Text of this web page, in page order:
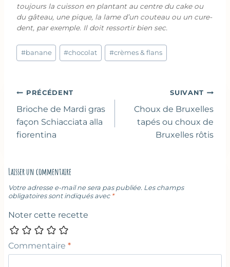
toujours la cuisson en plantant au centre du cake ou
du gâteau, une pique, la lame d’un couteau ou un cure-
dent, par exemple. Il doit ressortir bien sec.
Étiquettes
de
#banane #chocolat #crèmes & flans
Navigation
de
l’article
PRÉCÉDENT
Brioche de Mardi gras
façon Schiacciata alla
fiorentina
SUIVANT
Choux de Bruxelles
tapés ou choux de
Bruxelles rôtis
Laisser un commentaire
Votre adresse e-mail ne sera pas publiée. Les champs
obligatoires sont indiqués avec *
Noter cette recette
Commentaire *